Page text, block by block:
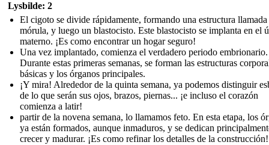
Lysbilde: 2
El cigoto se divide rápidamente, formando una estructura llamada
mórula, y luego un blastocisto. Este blastocisto se implanta en el
materno. ¡Es como encontrar un hogar seguro!
Una vez implantado, comienza el verdadero periodo embrionario.
Durante estas primeras semanas, se forman las estructuras
básicas y los órganos principales.
¡Y mira! Alrededor de la quinta semana, ya podemos distinguir
de lo que serán sus ojos, brazos, piernas... ¡e incluso el corazón
comienza a latir!
partir de la novena semana, lo llamamos feto. En esta etapa, los
ya están formados, aunque inmaduros, y se dedican
crecer y madurar. ¡Es como refinar los detalles de la construcción!